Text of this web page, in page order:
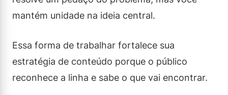
mantém unidade na ideia central.
Essa forma de trabalhar fortalece sua
estratégia de conteúdo porque o público
reconhece a linha e sabe o que vai encontrar.